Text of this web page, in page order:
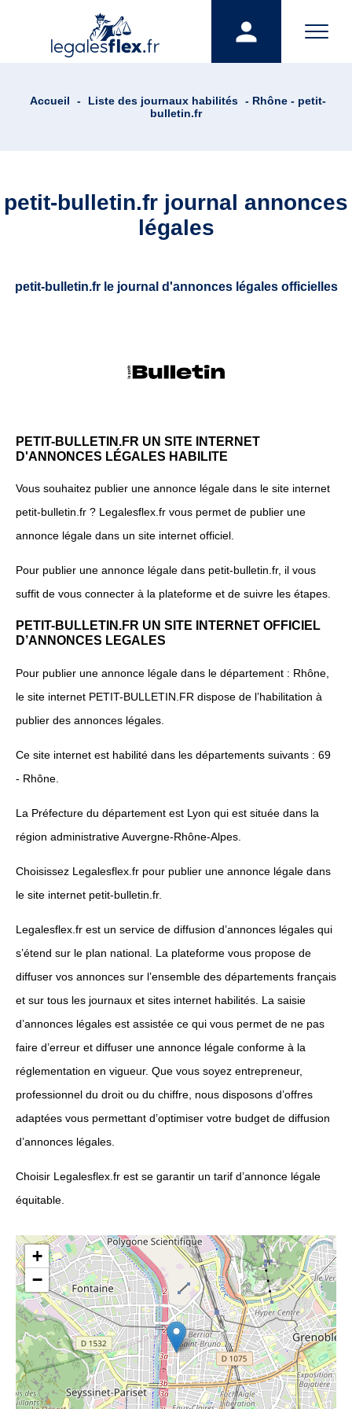
Accueil - Liste des journaux habilités - Rhône - petit-
bulletin.fr
petit-bulletin.fr journal annonces
légales
petit-bulletin.fr le journal d'annonces légales officielles
PETIT-BULLETIN.FR UN SITE INTERNET
D'ANNONCES LÉGALES HABILITE
Vous souhaitez publier une annonce légale dans le site internet
petit-bulletin.fr ? Legalesflex.fr vous permet de publier une
annonce légale dans un site internet officiel.
Pour publier une annonce légale dans petit-bulletin.fr, il vous
suffit de vous connecter à la plateforme et de suivre les étapes.
PETIT-BULLETIN.FR UN SITE INTERNET OFFICIEL
D’ANNONCES LEGALES
Pour publier une annonce légale dans le département : Rhône,
le site internet PETIT-BULLETIN.FR dispose de l’habilitation à
publier des annonces légales.
Ce site internet est habilité dans les départements suivants : 69
- Rhône.
La Préfecture du département est Lyon qui est située dans la
région administrative Auvergne-Rhône-Alpes.
Choisissez Legalesflex.fr pour publier une annonce légale dans
le site internet petit-bulletin.fr.
Legalesflex.fr est un service de diffusion d’annonces légales qui
s’étend sur le plan national. La plateforme vous propose de
diffuser vos annonces sur l’ensemble des départements français
et sur tous les journaux et sites internet habilités. La saisie
d’annonces légales est assistée ce qui vous permet de ne pas
faire d’erreur et diffuser une annonce légale conforme à la
réglementation en vigueur. Que vous soyez entrepreneur,
professionnel du droit ou du chiffre, nous disposons d’offres
adaptées vous permettant d’optimiser votre budget de diffusion
d’annonces légales.
Choisir Legalesflex.fr est se garantir un tarif d’annonce légale
équitable.
+
−